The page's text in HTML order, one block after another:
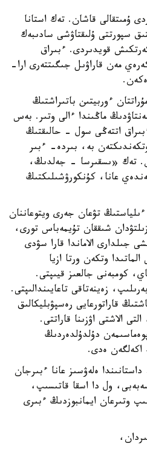
ۇمىتقالى قاشان. تەك استانا
سپورتتى ۇلىقتاۋشى سادىبەك
قويدىردى. ءبىراق
مەن قاراۋىل جىگىتتەرى ارا-
ەكەن.
ءوربيتىن باتىراشتىڭ
ماڭىندا ءالى وتىر. بەس
اتتەڭى سول - حالىقتىڭ
بە، بىردە- ءبىر
تەك «ىسقىرسا - جەلدىڭ،
عانا، كۇنكورۋشىلىكتىڭ
تۋعان جەرى ويتوعاننان
شىققان تۇيمەباس تورى،
جىلدارى الاماندا قارا سۋدى
1962 -جىلى الماتىدا وتكەن ورتا ازيا
كومبەنى جالعىز قيىپتى.
زەينەتاقى تاعايىندالىپتى.
قاراتورعايى رەسپۋبليكالىق
الاشتى اۋزىنا قاراتتى.
دۇلدۇلدەردىڭ
اكەلگەن ەدى.
ەلەۋسىز عانا ءبىرجان
ول دا اسقا قاتىسىپ،
وتىرعان ايمانبوزدىڭ ءبىرى